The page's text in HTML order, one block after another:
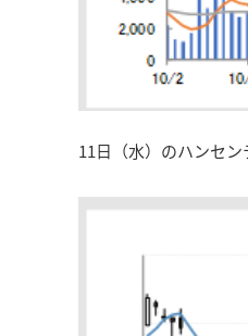
11日（水）のハンセ